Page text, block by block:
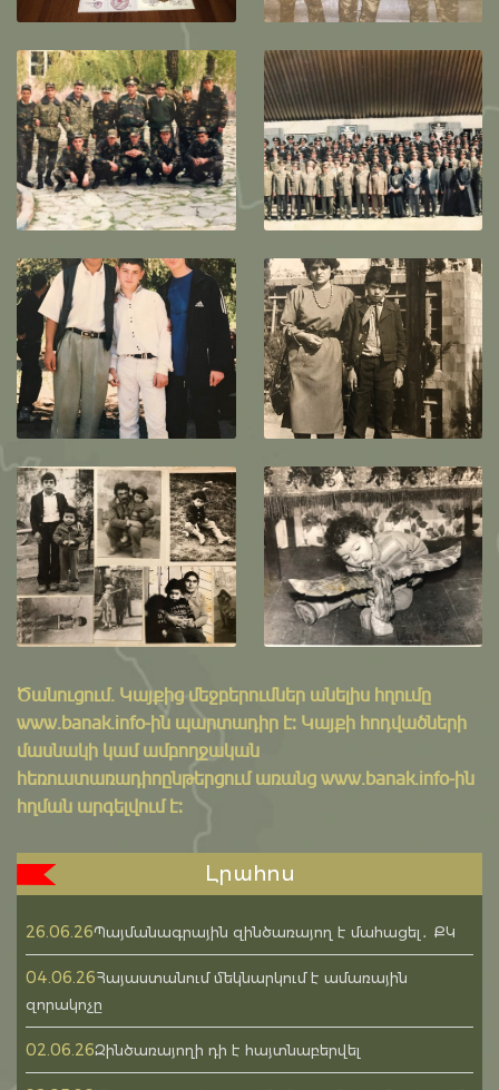
Ծանուցում․ Կայքից մեջբերումներ անելիս հղումը
www.banak.info-ին պարտադիր է: Կայքի հոդվածների
մասնակի կամ ամբողջական
հեռուստառադիոընթերցում առանց www.banak.info-ին
հղման արգելվում է:
Լրահոս
26.06.26Պայմանագրային զինծառայող է մահացել․ ՔԿ
04.06.26Հայաստանում մեկնարկում է ամառային
զորակոչը
02.06.26Զինծառայողի դի է հայտնաբերվել